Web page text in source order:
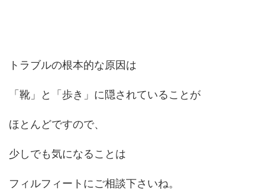
トラブルの根本的な原因は
「靴」と「歩き」に隠されていることが
ほとんどですので、
少しでも気になることは
フィルフィートにご相談下さいね。